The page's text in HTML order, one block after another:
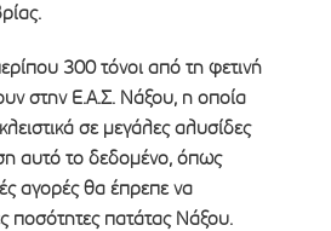
300 τόνοι από τη φετινή
στην Ε.Α.Σ. Νάξου, η οποία
σε μεγάλες αλυσίδες
αυτό το δεδομένο, όπως
αγορές θα έπρεπε να
ποσότητες πατάτας Νάξου.